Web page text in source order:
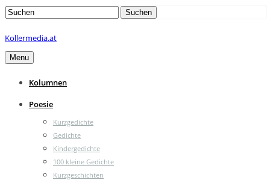
Search
Suchen
Kollermedia.at
Menu
Kolumnen
Poesie
Kurzgedichte
Gedichte
Kindergedichte
100 kleine Gedichte
Kurzgeschichten